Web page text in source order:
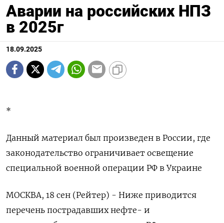
Аварии на российских НПЗ
в 2025г
18.09.2025
*
Данный материал был произведен в России, где
законодательство ограничивает освещение
специальной военной операции РФ в Украине
МОСКВА, 18 сен (Рейтер) - Ниже приводится
перечень пострадавших нефте- и